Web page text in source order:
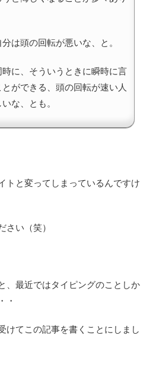
は頭の回転が悪いな、と。
時に、そういうときに瞬時に言
とができる、頭の回転が速い人
な、とも。
トと変ってしまっているんですけ
さい（笑）
、最近ではタイピングのことしか
・
けてこの記事を書くことにしまし